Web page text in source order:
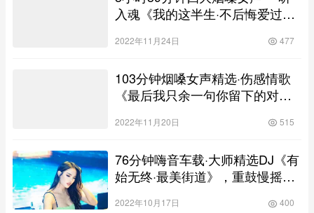
入魂《我的这半生·不后悔爱过你·
连版高清靓碟
2022年11月24日 477
103分钟烟嗓女声精选·伤感情歌
《最后我只余一句你留下的对不
2022年11月20日 515
76分钟嗨音车载·大师精选DJ《有
始无终·最美街道》，重鼓慢摇高
2022年10月17日 400